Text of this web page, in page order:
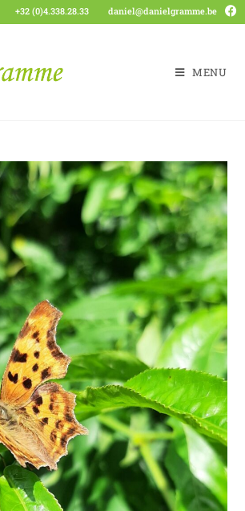
+32 (0)4.338.28.33 daniel@danielgramme.be
MENU